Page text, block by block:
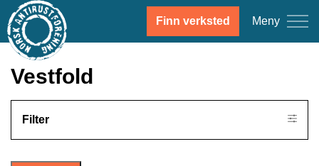
Finn verksted Meny
Vestfold
Filter